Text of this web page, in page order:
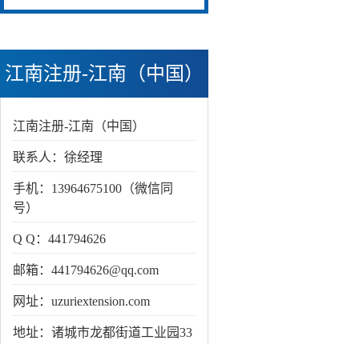
江南注册-江南（中国）
江南注册-江南（中国）
联系人：徐经理
手机：13964675100（微信同
号）
Q Q：441794626
邮箱：441794626@qq.com
网址：uzuriextension.com
地址：诸城市龙都街道工业园33